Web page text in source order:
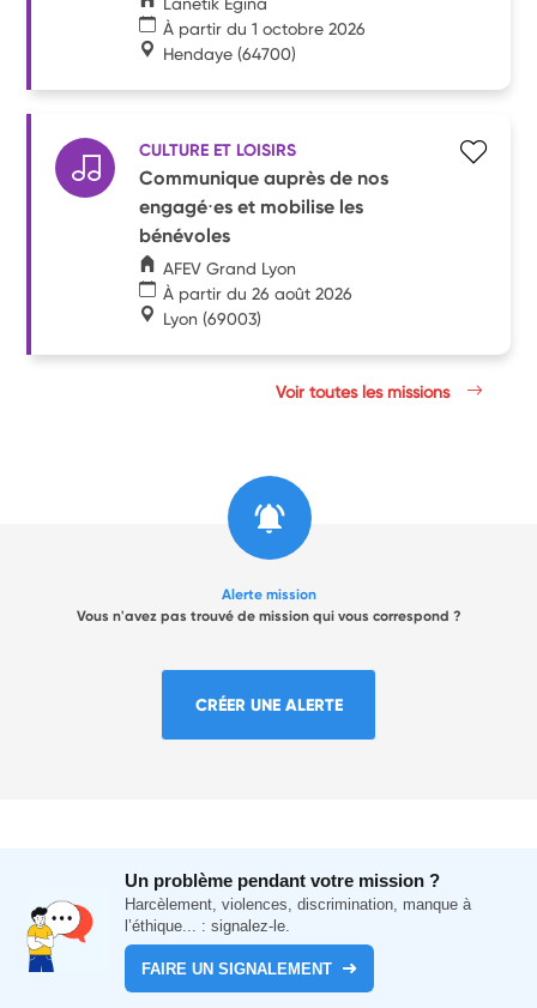
À partir du 1 octobre 2026
Hendaye (64700)
CULTURE ET LOISIRS
Communique auprès de nos
engagé⋅es et mobilise les
bénévoles
AFEV Grand Lyon
À partir du 26 août 2026
Lyon (69003)
Voir toutes les missions
Alerte mission
Vous n'avez pas trouvé de mission qui vous correspond ?
CRÉER UNE ALERTE
Un problème pendant votre mission ?
Harcèlement, violences, discrimination, manque à
l’éthique... : signalez-le.
FAIRE UN SIGNALEMENT